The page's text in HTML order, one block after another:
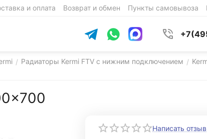
и оплата Возврат и обмен Пункты самовывоза
/ Радиаторы Kermi FTV с нижним подключением /
Написать отзыв